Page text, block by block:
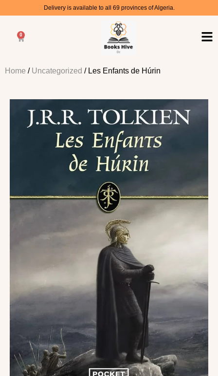
Delivery is available to all 69 provinces of Algeria.
0
Home / Uncategorized / Les Enfants de Húrin